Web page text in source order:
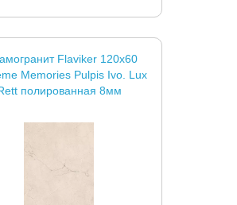
Flaviker 120x60
Memories Pulpis Ivo. Lux
полированная 8мм